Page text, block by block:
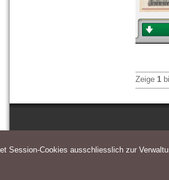
Zeige 1
Session-Cookies ausschliesslich zur